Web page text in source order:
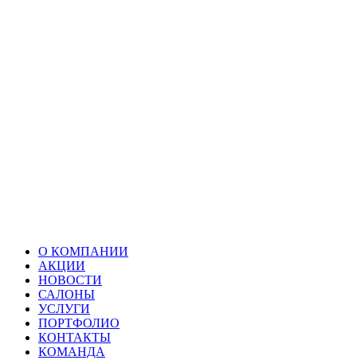
О КОМПАНИИ
АКЦИИ
НОВОСТИ
САЛОНЫ
УСЛУГИ
ПОРТФОЛИО
КОНТАКТЫ
КОМАНДА